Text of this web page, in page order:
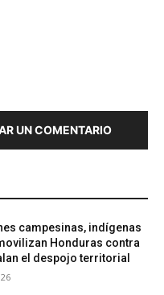
UN COMENTARIO
campesinas, indígenas
Honduras contra
el despojo territorial